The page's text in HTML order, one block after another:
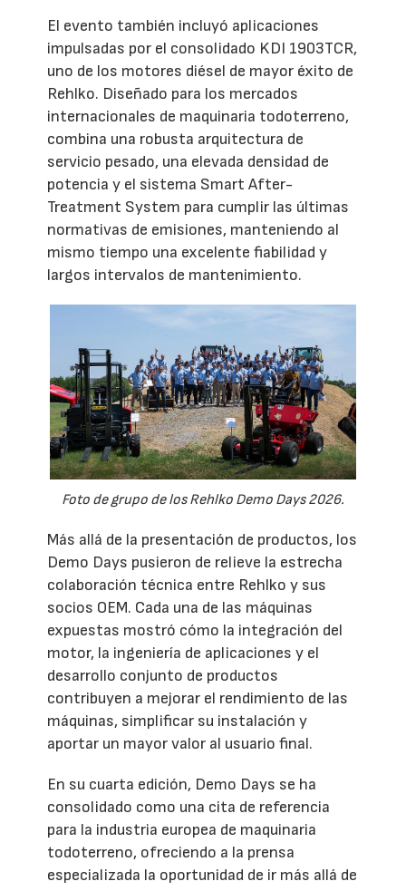
El evento también incluyó aplicaciones
impulsadas por el consolidado KDI 1903TCR,
uno de los motores diésel de mayor éxito de
Rehlko. Diseñado para los mercados
internacionales de maquinaria todoterreno,
combina una robusta arquitectura de
servicio pesado, una elevada densidad de
potencia y el sistema Smart After-
Treatment System para cumplir las últimas
normativas de emisiones, manteniendo al
mismo tiempo una excelente fiabilidad y
largos intervalos de mantenimiento.
Foto de grupo de los Rehlko Demo Days 2026.
Más allá de la presentación de productos, los
Demo Days pusieron de relieve la estrecha
colaboración técnica entre Rehlko y sus
socios OEM. Cada una de las máquinas
expuestas mostró cómo la integración del
motor, la ingeniería de aplicaciones y el
desarrollo conjunto de productos
contribuyen a mejorar el rendimiento de las
máquinas, simplificar su instalación y
aportar un mayor valor al usuario final.
En su cuarta edición, Demo Days se ha
consolidado como una cita de referencia
para la industria europea de maquinaria
todoterreno, ofreciendo a la prensa
especializada la oportunidad de ir más allá de